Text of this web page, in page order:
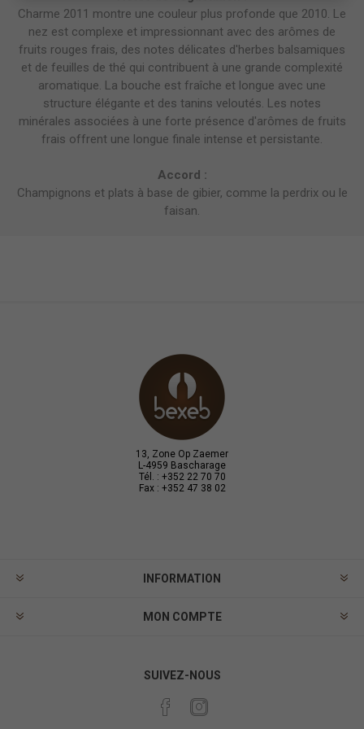
Charme 2011 montre une couleur plus profonde que 2010. Le
nez est complexe et impressionnant avec des arômes de
fruits rouges frais, des notes délicates d'herbes balsamiques
et de feuilles de thé qui contribuent à une grande complexité
aromatique. La bouche est fraîche et longue avec une
structure élégante et des tanins veloutés. Les notes
minérales associées à une forte présence d'arômes de fruits
frais offrent une longue finale intense et persistante.
Accord :
Champignons et plats à base de gibier, comme la perdrix ou le
faisan.
13, Zone Op Zaemer
L-4959 Bascharage
Tél. : +352 22 70 70
Fax : +352 47 38 02
INFORMATION
MON COMPTE
SUIVEZ-NOUS